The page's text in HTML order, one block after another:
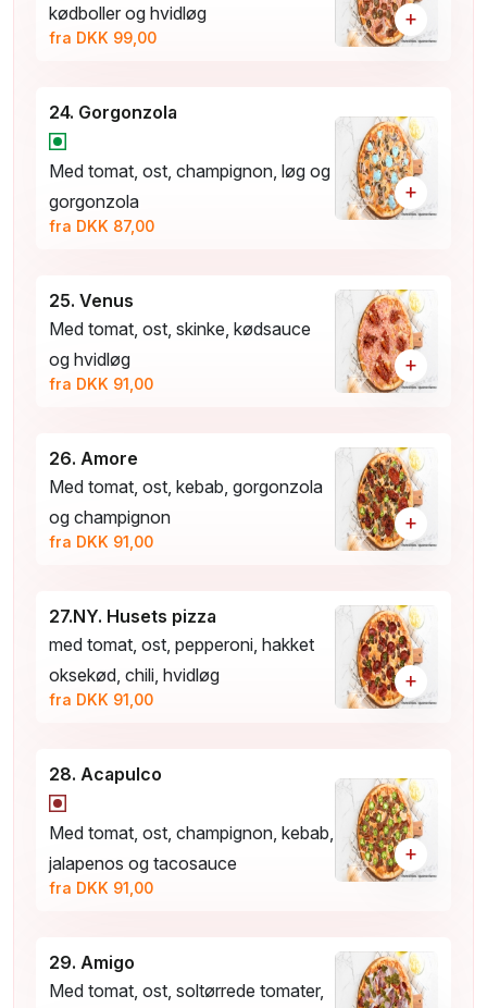
kødboller og hvidløg
fra DKK 99,00
+
24. Gorgonzola
Med tomat, ost, champignon, løg og
gorgonzola
fra DKK 87,00
+
25. Venus
Med tomat, ost, skinke, kødsauce
og hvidløg
fra DKK 91,00
+
26. Amore
Med tomat, ost, kebab, gorgonzola
og champignon
fra DKK 91,00
+
27.NY. Husets pizza
med tomat, ost, pepperoni, hakket
oksekød, chili, hvidløg
fra DKK 91,00
+
28. Acapulco
Med tomat, ost, champignon, kebab,
jalapenos og tacosauce
fra DKK 91,00
+
29. Amigo
Med tomat, ost, soltørrede tomater,